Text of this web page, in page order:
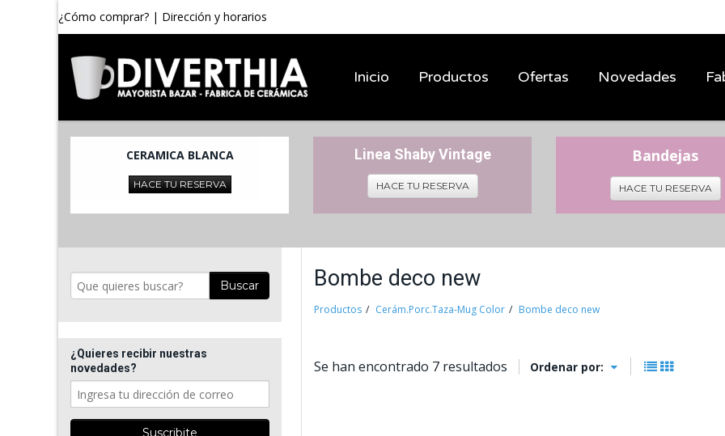
¿Cómo comprar? | Dirección y horarios
Inicio Productos Ofertas Novedades
CERAMICA BLANCA
HACE TU RESERVA
Linea Shaby Vintage
HACE TU RESERVA
Bandejas
HACE TU RESERVA
Buscar
¿Quieres recibir nuestras
novedades?
Bombe deco new
Productos Cerám.Porc.Taza-Mug Color Bombe deco new
Se han encontrado 7 resultados Ordenar por: